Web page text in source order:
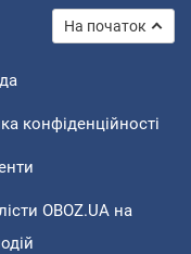
На початок
конфіденційності
OBOZ.UA на